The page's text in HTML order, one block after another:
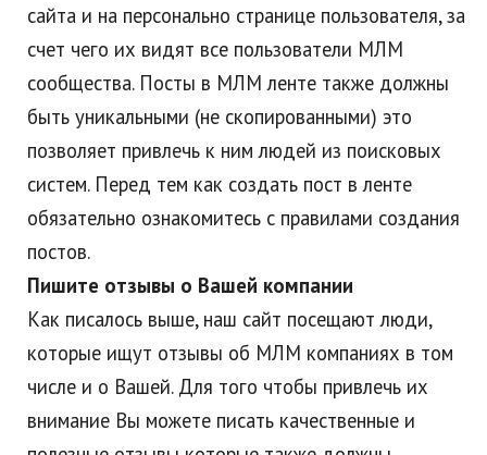
сайта и на персонально странице пользователя, за
счет чего их видят все пользователи МЛМ
сообщества. Посты в МЛМ ленте также должны
быть уникальными (не скопированными) это
позволяет привлечь к ним людей из поисковых
систем. Перед тем как создать пост в ленте
обязательно ознакомитесь с правилами создания
постов.
Пишите отзывы о Вашей компании
Как писалось выше, наш сайт посещают люди,
которые ищут отзывы об МЛМ компаниях в том
числе и о Вашей. Для того чтобы привлечь их
внимание Вы можете писать качественные и